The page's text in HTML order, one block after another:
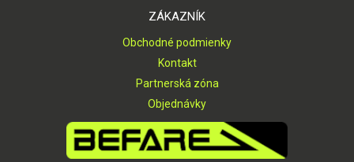
ZÁKAZNÍK
Obchodné podmienky
Kontakt
Partnerská zóna
Objednávky